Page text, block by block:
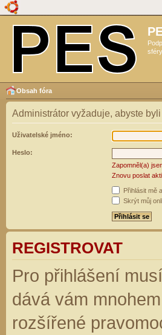
Obsah fóra
Administrátor vyžaduje, abyste
Uživatelské jméno:
Heslo:
Zapomněl(a)
Znovu poslat
Přihlásit mě
Skrýt můj
REGISTROVAT
Pro přihlášení
dává vám
rozšířené